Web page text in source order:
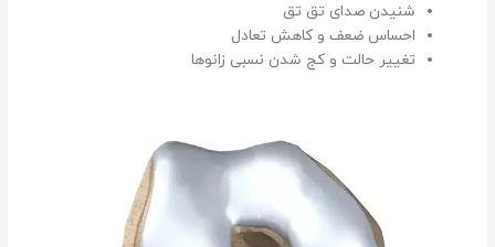
شنیدن صدای تق تق
احساس ضعف و کاهش تعادل
تغییر حالت و کج شدن نسبی زانوها